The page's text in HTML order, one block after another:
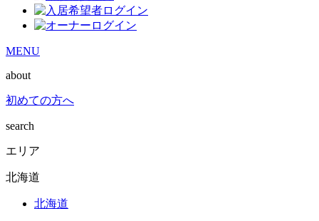
MENU
about
初めての方へ
search
エリア
北海道
北海道